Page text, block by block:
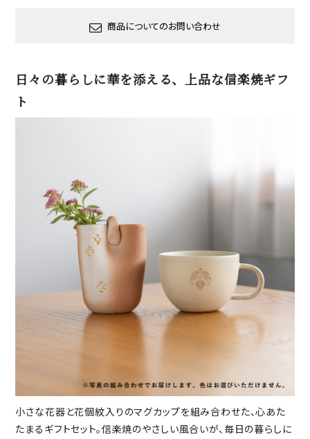
商品についてのお問い合わせ
日々の暮らしに華を添える、上品な信楽焼ギフ
ト
小さな花器と花個紋入りのマグカップを組み合わせた、心あた
たまるギフトセット。信楽焼のやさしい風合いが、毎日の暮らしに